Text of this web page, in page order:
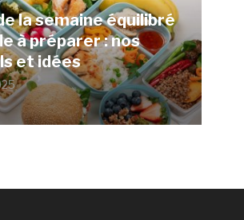
la semaine équilibré
à préparer : nos
et idées